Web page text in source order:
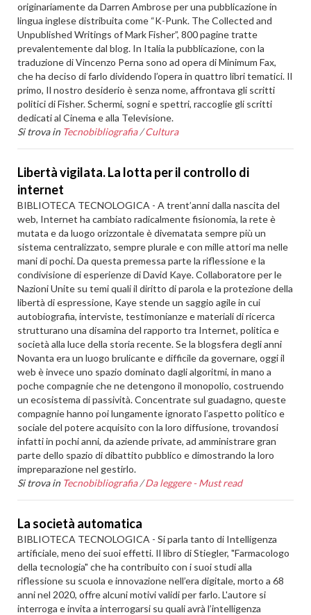
originariamente da Darren Ambrose per una pubblicazione in
lingua inglese distribuita come “K-Punk. The Collected and
Unpublished Writings of Mark Fisher”, 800 pagine tratte
prevalentemente dal blog. In Italia la pubblicazione, con la
traduzione di Vincenzo Perna sono ad opera di Minimum Fax,
che ha deciso di farlo dividendo l’opera in quattro libri tematici. Il
primo, Il nostro desiderio è senza nome, affrontava gli scritti
politici di Fisher. Schermi, sogni e spettri, raccoglie gli scritti
dedicati al Cinema e alla Televisione.
Si trova in Tecnobibliografia /Cultura
Libertà vigilata. La lotta per il controllo di
internet
BIBLIOTECA TECNOLOGICA - A trent’anni dalla nascita del
web, Internet ha cambiato radicalmente fisionomia, la rete è
mutata e da luogo orizzontale è divematata sempre più un
sistema centralizzato, sempre plurale e con mille attori ma nelle
mani di pochi. Da questa premessa parte la riflessione e la
condivisione di esperienze di David Kaye. Collaboratore per le
Nazioni Unite su temi quali il diritto di parola e la protezione della
libertà di espressione, Kaye stende un saggio agile in cui
autobiografia, interviste, testimonianze e materiali di ricerca
strutturano una disamina del rapporto tra Internet, politica e
società alla luce della storia recente. Se la blogsfera degli anni
Novanta era un luogo brulicante e difficile da governare, oggi il
web è invece uno spazio dominato dagli algoritmi, in mano a
poche compagnie che ne detengono il monopolio, costruendo
un ecosistema di passività. Concentrate sul guadagno, queste
compagnie hanno poi lungamente ignorato l’aspetto politico e
sociale del potere acquisito con la loro diffusione, trovandosi
infatti in pochi anni, da aziende private, ad amministrare gran
parte dello spazio di dibattito pubblico e dimostrando la loro
impreparazione nel gestirlo.
Si trova in Tecnobibliografia /Da leggere - Must read
La società automatica
BIBLIOTECA TECNOLOGICA - Si parla tanto di Intelligenza
artificiale, meno dei suoi effetti. Il libro di Stiegler, "Farmacologo
della tecnologia" che ha contribuito con i suoi studi alla
riflessione su scuola e innovazione nell’era digitale, morto a 68
anni nel 2020, offre alcuni motivi validi per farlo. L'autore si
interroga e invita a interrogarsi su quali avrà l’intelligenza